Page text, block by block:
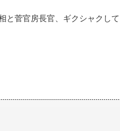
と菅官房長官、ギクシャクして